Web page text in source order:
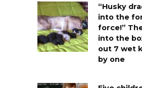
“Husky
into the
force!”
into the
out 7 wet
by one